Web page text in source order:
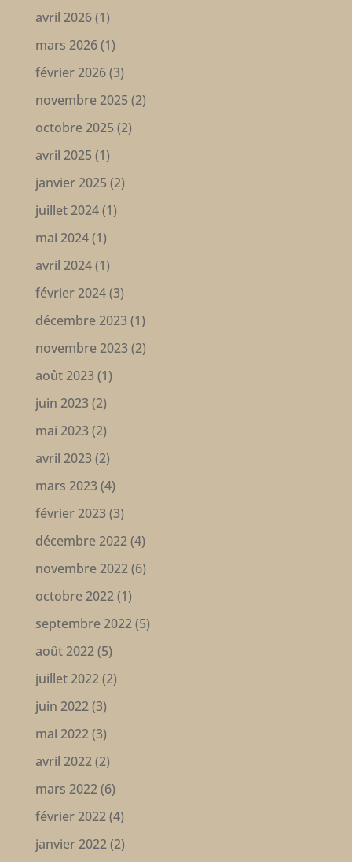
avril 2026(1)
mars 2026(1)
février 2026(3)
novembre 2025(2)
octobre 2025(2)
avril 2025(1)
janvier 2025(2)
juillet 2024(1)
mai 2024(1)
avril 2024(1)
février 2024(3)
décembre 2023(1)
novembre 2023(2)
août 2023(1)
juin 2023(2)
mai 2023(2)
avril 2023(2)
mars 2023(4)
février 2023(3)
décembre 2022(4)
novembre 2022(6)
octobre 2022(1)
septembre 2022(5)
août 2022(5)
juillet 2022(2)
juin 2022(3)
mai 2022(3)
avril 2022(2)
mars 2022(6)
février 2022(4)
janvier 2022(2)